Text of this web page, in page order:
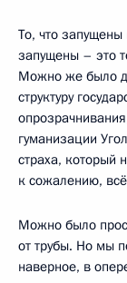
То, что
запущены – это
Можно же было
структуру
гуманизации
страха, который
к сожалению,
Можно было
от трубы. Но мы
наверное, в